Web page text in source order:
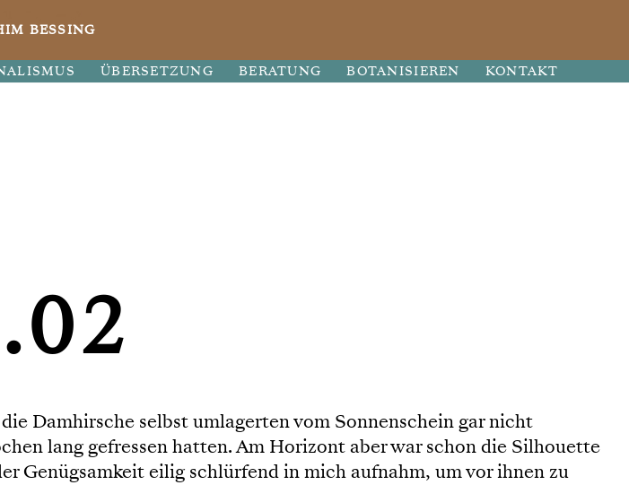
BESSING
ÜBERSETZUNG BERATUNG BOTANISIEREN KONTAKT
Damhirsche selbst umlagerten vom Sonnenschein gar nicht
lang gefressen hatten. Am Horizont aber war schon die Silhouette
Genügsamkeit eilig schlürfend in mich aufnahm, um vor ihnen zu